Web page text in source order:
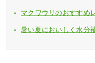
マクワウリのおすすめ
暑い夏においしく水分